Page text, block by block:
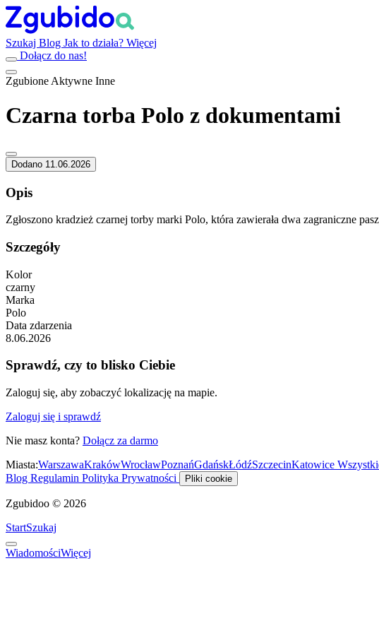
Szukaj Blog Jak to działa? Więcej
Dołącz do nas!
Zgubione Aktywne Inne
Czarna torba Polo z dokumentami
Dodano 11.06.2026
Opis
Zgłoszono kradzież czarnej torby marki Polo, która zawierała dwa zagraniczne
Szczegóły
Kolor
czarny
Marka
Polo
Data zdarzenia
8.06.2026
Sprawdź, czy to blisko Ciebie
Zaloguj się, aby zobaczyć lokalizację na mapie.
Zaloguj się i sprawdź
Nie masz konta? Dołącz za darmo
Miasta:WarszawaKrakówWrocławPoznańGdańskŁódźSzczecinKatowice
Blog Regulamin Polityka Prywatności Pliki cookie
Zgubidoo © 2026
StartSzukaj
WiadomościWięcej